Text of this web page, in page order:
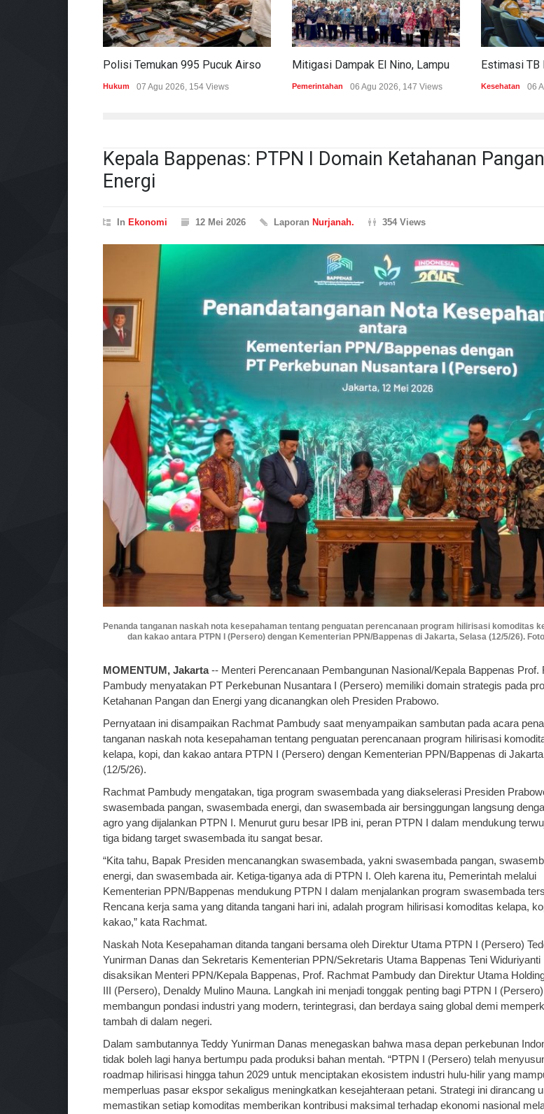
Hukum 07 Agu 2026, 154 Views Pemerintahan 06 Agu 2026, 147 Views Kesehatan 06
Kepala Bappenas: PTPN I Domain Ketahanan
Energi
In Ekonomi 12 Mei 2026 Laporan Nurjanah. 354 Views
Penanda tanganan naskah nota kesepahaman tentang penguatan perencanaan program hilirisasi komoditas
dan kakao antara PTPN I (Persero) dengan Kementerian PPN/Bappenas di Jakarta, Selasa (12/5/26).
MOMENTUM, Jakarta-- Menteri Perencanaan Pembangunan Nasional/Kepala Bappenas Prof.
Pambudy menyatakan PT Perkebunan Nusantara I (Persero) memiliki domain strategis pada
Ketahanan Pangan dan Energi yang dicanangkan oleh Presiden Prabowo.
Pernyataan ini disampaikan Rachmat Pambudy saat menyampaikan sambutan pada acara
tanganan naskah nota kesepahaman tentang penguatan perencanaan program hilirisasi
kelapa, kopi, dan kakao antara PTPN I (Persero) dengan Kementerian PPN/Bappenas di
(12/5/26).
Rachmat Pambudy mengatakan, tiga program swasembada yang diakselerasi Presiden
swasembada pangan, swasembada energi, dan swasembada air bersinggungan langsung
agro yang dijalankan PTPN I. Menurut guru besar IPB ini, peran PTPN I dalam mendukung
tiga bidang target swasembada itu sangat besar.
“Kita tahu, Bapak Presiden mencanangkan swasembada, yakni swasembada pangan,
energi, dan swasembada air. Ketiga-tiganya ada di PTPN I. Oleh karena itu, Pemerintah melalui
Kementerian PPN/Bappenas mendukung PTPN I dalam menjalankan program swasembada
Rencana kerja sama yang ditanda tangani hari ini, adalah program hilirisasi komoditas kelapa,
kakao,” kata Rachmat.
Naskah Nota Kesepahaman ditanda tangani bersama oleh Direktur Utama PTPN I (Persero)
Yunirman Danas dan Sekretaris Kementerian PPN/Sekretaris Utama Bappenas Teni Widuriyanti
disaksikan Menteri PPN/Kepala Bappenas, Prof. Rachmat Pambudy dan Direktur Utama
III (Persero), Denaldy Mulino Mauna. Langkah ini menjadi tonggak penting bagi PTPN I
membangun pondasi industri yang modern, terintegrasi, dan berdaya saing global demi
tambah di dalam negeri.
Dalam sambutannya Teddy Yunirman Danas menegaskan bahwa masa depan perkebunan
tidak boleh lagi hanya bertumpu pada produksi bahan mentah. “PTPN I (Persero) telah
roadmap hilirisasi hingga tahun 2029 untuk menciptakan ekosistem industri hulu-hilir yang
memperluas pasar ekspor sekaligus meningkatkan kesejahteraan petani. Strategi ini dirancang
memastikan setiap komoditas memberikan kontribusi maksimal terhadap ekonomi nasional